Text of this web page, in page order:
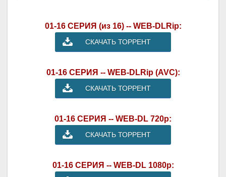
01-16 СЕРИЯ (из 16) -- WEB-DLRip:
СКАЧАТЬ ТОРРЕНТ
01-16 СЕРИЯ -- WEB-DLRip (AVC):
СКАЧАТЬ ТОРРЕНТ
01-16 СЕРИЯ -- WEB-DL 720p:
СКАЧАТЬ ТОРРЕНТ
01-16 СЕРИЯ -- WEB-DL 1080p: